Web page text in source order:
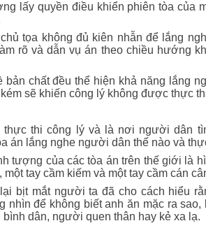
lấy quyền điều khiển phiên tòa của
tọa không đủ kiên nhẫn để lắng
rõ và dẫn vụ án theo chiều hướng
chất đều thể hiện khả năng lắng
sẽ khiến công lý không được thực
thi công lý và là nơi người dân
án lắng nghe người dân thế nào và
tượng của các tòa án trên thế giới là
tay cầm kiếm và một tay cầm cán
bịt mắt người ta đã cho cách hiểu
nhìn để không biết anh ăn mặc ra
dân, người quen thân hay kẻ xa lạ.